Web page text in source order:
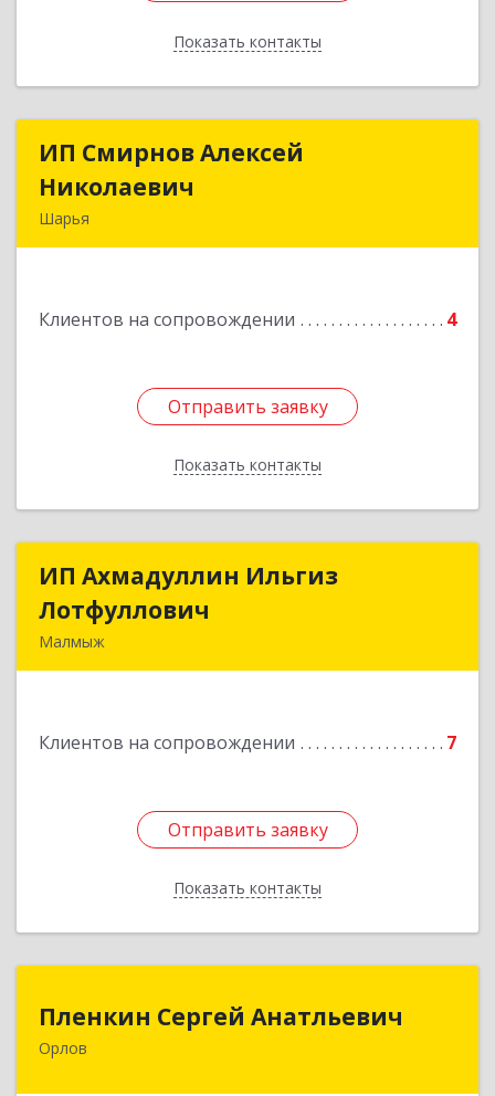
Показать контакты
Назад
ИП Смирнов Алексей
Николаевич
Шарья
Клиентов на сопровождении 4
Отправить заявку
Показать контакты
ИП Смирнов Алексей
Отправить заявку
Назад
ИП Ахмадуллин Ильгиз
Лотфуллович
Малмыж
Клиентов на сопровождении 7
Отправить заявку
Показать контакты
ИП Ахмадуллин Ильгиз
Подробнее
Отправить заявку
Назад
Пленкин Сергей Анатльевич
Орлов
Пленкин Сергей Анатльевич